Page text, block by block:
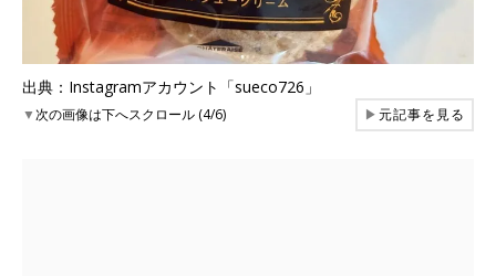
出典：Instagramアカウント「sueco726」
▼次の画像は下へスクロール (4/6) ▶元記事を見る